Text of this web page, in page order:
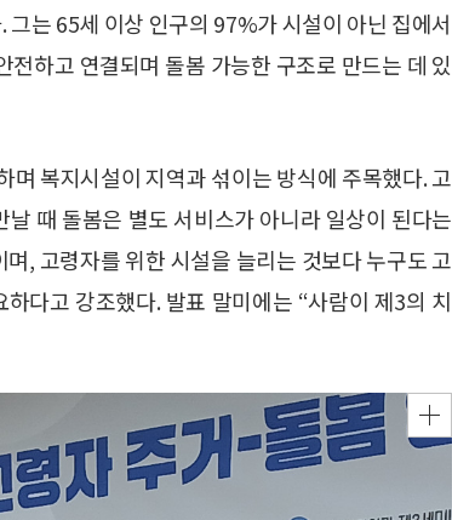
는 65세 이상 인구의 97%가 시설이 아닌 집에서
하고 연결되며 돌봄 가능한 구조로 만드는 데 있
복지시설이 지역과 섞이는 방식에 주목했다. 고
때 돌봄은 별도 서비스가 아니라 일상이 된다는
, 고령자를 위한 시설을 늘리는 것보다 누구도 고
다고 강조했다. 발표 말미에는 “사람이 제3의 치